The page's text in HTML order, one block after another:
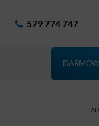
579 774 747